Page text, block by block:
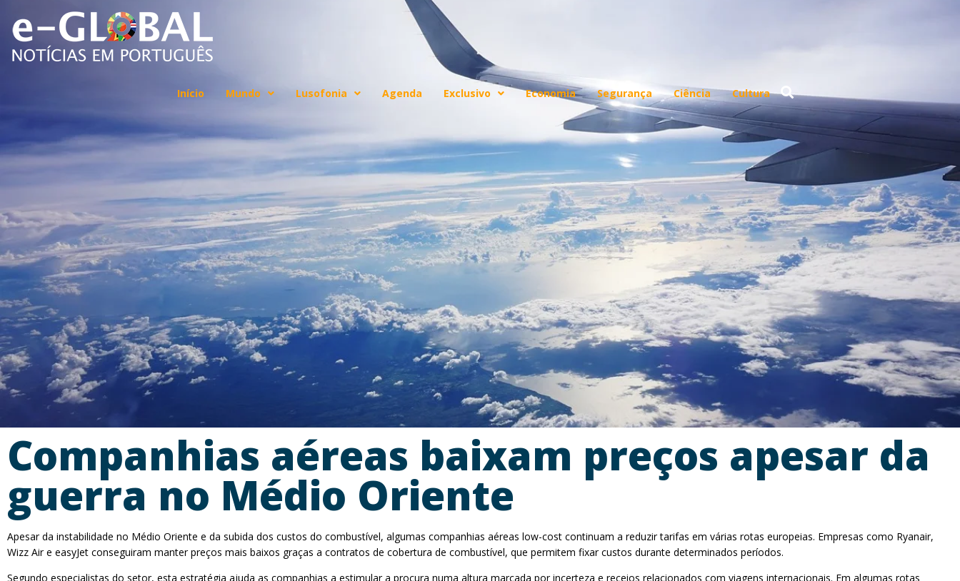
Início Mundo Lusofonia Agenda Exclusivo Economia Segurança Ciência Cultura
Companhias aéreas baixam preços apesar da
guerra no Médio Oriente
Apesar da instabilidade no Médio Oriente e da subida dos custos do combustível, algumas companhias aéreas low-cost continuam a reduzir tarifas em várias rotas europeias. Empresas como Ryanair,
Wizz Air e easyJet conseguiram manter preços mais baixos graças a contratos de cobertura de combustível, que permitem fixar custos durante determinados períodos.
Segundo especialistas do setor, esta estratégia ajuda as companhias a estimular a procura numa altura marcada por incerteza e receios relacionados com viagens internacionais. Em algumas rotas